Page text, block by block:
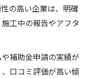
の高い企業は、明確
工中の報告やアフタ
補助金申請の実績が
口コミ評価が高い傾